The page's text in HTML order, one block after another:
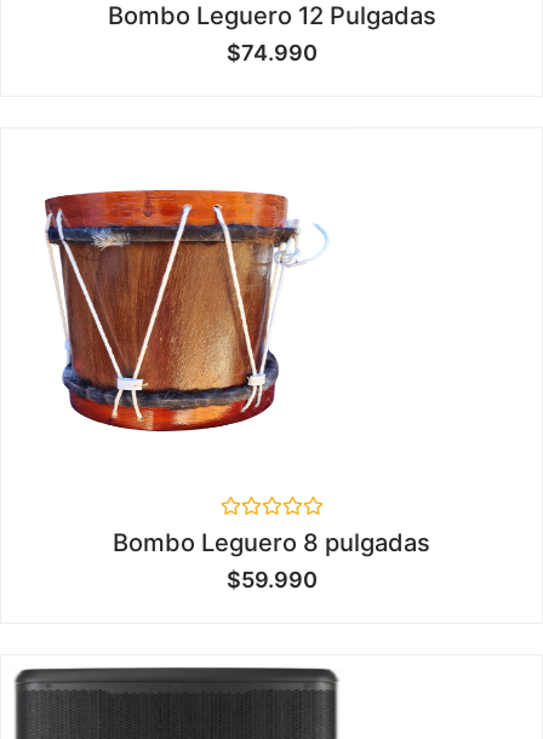
en
0
de
Bombo Leguero 12 Pulgadas
$74.990
en
0
de
Bombo Leguero 8 pulgadas
$59.990